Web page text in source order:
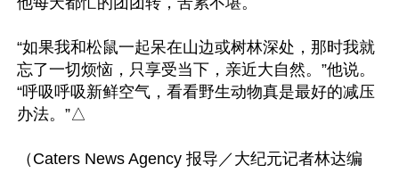
“如果我和松鼠一起呆在山边或树林深处，那时我就
忘了一切烦恼，只享受当下，亲近大自然。”他说。
“呼吸呼吸新鲜空气，看看野生动物真是最好的减压
办法。”△
（Caters News Agency 报导／大纪元记者林达编